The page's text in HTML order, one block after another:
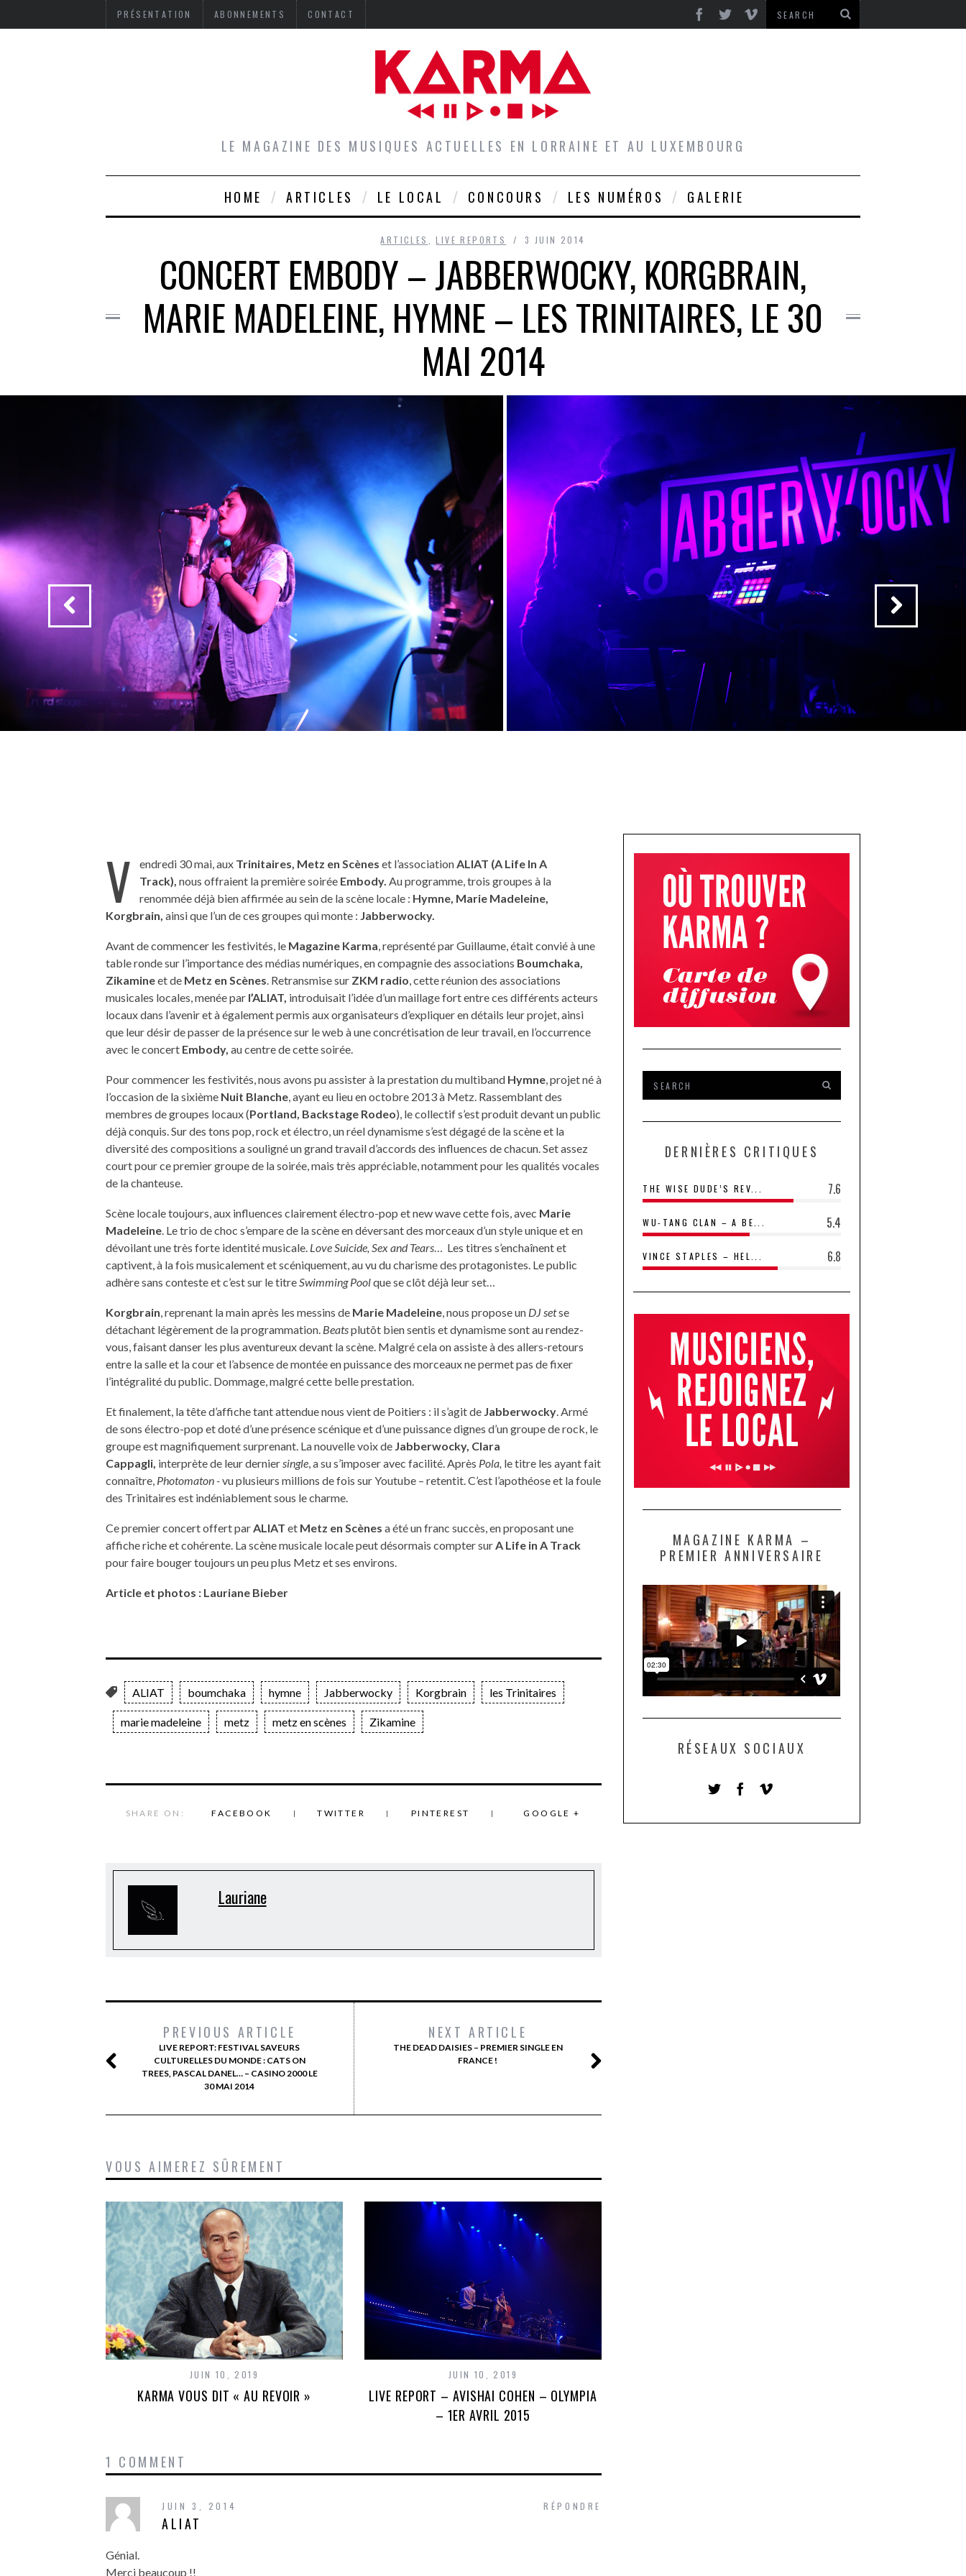
PRÉSENTATION ABONNEMENTS CONTACT
LE MAGAZINE DES MUSIQUES ACTUELLES EN LORRAINE ET AU LUXEMBOURG
HOME ARTICLES LE LOCAL CONCOURS LES NUMÉROS GALERIE
ARTICLES ,LIVE REPORTS 3 JUIN 2014
CONCERT EMBODY – JABBERWOCKY, KORGBRAIN,
MARIE MADELEINE, HYMNE – LES TRINITAIRES, LE 30
MAI 2014
V endredi 30 mai, aux Trinitaires, Metz en Scènes et l’associationALIAT (A Life In A
Track), nous offraient la première soirée Embody. Au programme, trois groupes à la
renommée déjà bien affirmée au sein de la scène locale : Hymne, Marie Madeleine,
Korgbrain, ainsi que l’un de ces groupes qui monte : Jabberwocky.
Avant de commencer les festivités, le Magazine Karma, représenté par Guillaume, était convié à une
table ronde sur l’importance des médias numériques, en compagnie des associations Boumchaka,
Zikamineet de Metz en Scènes. Retransmise sur ZKM radio, cette réunion des associations
musicales locales, menée par l’ALIAT, introduisait l’idée d’un maillage fort entre ces différents acteurs
locaux dans l’avenir età également permis aux organisateurs d’expliquer en détails leur projet, ainsi
que leur désir de passer de la présence sur le web à une concrétisation de leur travail, en l’occurrence
avec le concert Embody, au centre de cette soirée.
Pour commencer les festivités, nous avons pu assister à la prestation du multiband Hymne, projet né à
l’occasion de la sixième Nuit Blanche, ayant eu lieu en octobre 2013 à Metz. Rassemblant des
membres de groupes locaux (Portland, Backstage Rodeo), le collectif s’est produit devant un public
déjà conquis. Sur des tons pop, rock et électro, un réel dynamisme s’est dégagé de la scène et la
diversité des compositions a souligné un grand travail d’accords des influences de chacun. Set assez
court pour ce premier groupe de la soirée, mais très appréciable, notamment pour les qualités vocales
de la chanteuse.
Scène locale toujours, aux influences clairement électro-pop et new wave cette fois, avec Marie
Madeleine. Le trio de choc s’empare de la scène en déversant des morceaux d’un style unique et en
dévoilant une très forte identité musicale. Love Suicide, Sex and Tears… Les titres s’enchaînent et
captivent, à la fois musicalement et scéniquement, au vu du charisme des protagonistes. Le public
adhère sans conteste et c’est sur le titreSwimming Poolque se clôt déjà leur set…
Korgbrain, reprenant la main après les messins de Marie Madeleine, nous propose un DJ setse
détachant légèrement de la programmation. Beatsplutôt bien sentis et dynamisme sont au rendez-
vous, faisant danser les plus aventureux devant la scène. Malgré cela on assiste à des allers-retours
entre la salle et la cour et l’absence de montée en puissance des morceaux ne permet pas de fixer
l’intégralité du public. Dommage, malgré cette belle prestation.
Et finalement, la tête d’affiche tant attendue nous vient de Poitiers : il s’agit de Jabberwocky. Armé
de sons électro-pop et doté d’une présence scénique et d’une puissance dignes d’un groupe de rock, le
groupe est magnifiquement surprenant. La nouvelle voix de Jabberwocky, Clara
Cappagli, interprète de leur derniersingle, a su s’imposer avec facilité. Après Pola, le titre les ayant fait
connaître, Photomaton -vu plusieurs millions de fois sur Youtube – retentit. C’est l’apothéose et la foule
des Trinitaires est indéniablement sous le charme.
Ce premier concert offert parALIAT et Metz en Scènes a été un franc succès, en proposant une
affiche riche et cohérente. La scène musicale locale peut désormais compter surA Life in A Track
pour faire bouger toujours un peu plus Metz et ses environs.
Article et photos : Lauriane Bieber
ALIAT boumchaka hymne Jabberwocky Korgbrain les Trinitaires
marie madeleine metz metz en scènes Zikamine
SHARE ON: FACEBOOK TWITTER PINTEREST GOOGLE +
Lauriane
PREVIOUS ARTICLE
LIVE REPORT: FESTIVAL SAVEURS
CULTURELLES DU MONDE : CATS ON
TREES, PASCAL DANEL… – CASINO 2000 LE
30 MAI 2014
NEXT ARTICLE
THE DEAD DAISIES – PREMIER SINGLE EN
FRANCE !
VOUS AIMEREZ SÛREMENT
JUIN 10, 2019
KARMA VOUS DIT « AU REVOIR »
JUIN 10, 2019
LIVE REPORT – AVISHAI COHEN – OLYMPIA
– 1ER AVRIL 2015
1 COMMENT
RÉPONDRE
JUIN 3, 2014
ALIAT
Génial.
Merci beaucoup !!
DERNIÈRES CRITIQUES
7.6
THE WISE DUDE’S REV...
5.4
WU-TANG CLAN – A BE...
6.8
VINCE STAPLES – HEL...
MAGAZINE KARMA –
PREMIER ANNIVERSAIRE
RÉSEAUX SOCIAUX